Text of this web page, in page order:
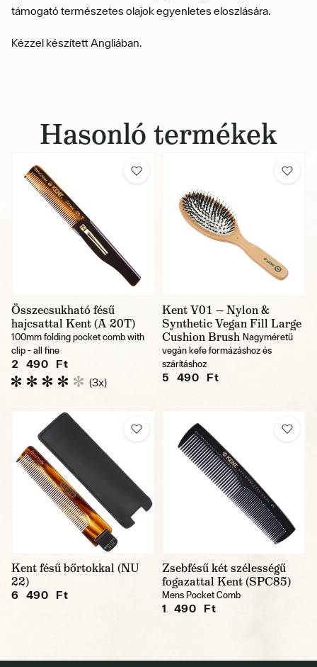
támogató természetes olajok egyenletes eloszlására.
Kézzel készített Angliában.
Hasonló termékek
Összecsukható fésű
hajcsattal Kent (A 20T)
100mm folding pocket comb with
clip - all fine
2 490 Ft
(3x)
Kent V01 — Nylon &
Synthetic Vegan Fill Large
Cushion Brush Nagyméretű
vegán kefe formázáshoz és
szárításhoz
5 490 Ft
Kent fésű bőrtokkal (NU
22)
6 490 Ft
Zsebfésű két szélességű
fogazattal Kent (SPC85)
Mens Pocket Comb
1 490 Ft